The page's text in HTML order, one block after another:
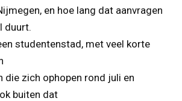
en hoe lang dat aanvragen
duurt.
studentenstad, met veel korte
die zich ophopen rond juli en
buiten dat